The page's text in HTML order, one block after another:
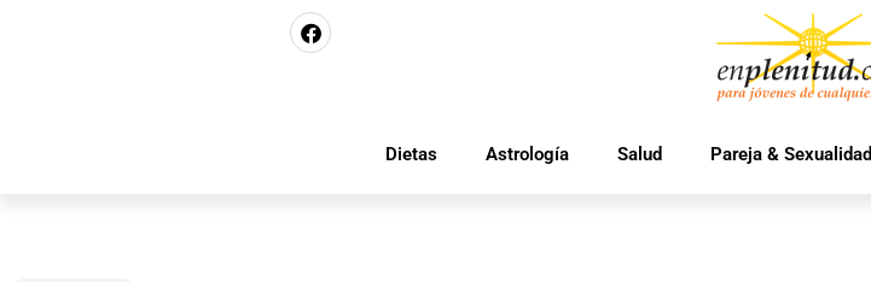
Dietas Astrología Salud Pareja & Sexualidad